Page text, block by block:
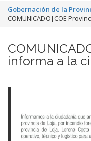
Gobernación de la
COMUNICADO|COE
informa a la